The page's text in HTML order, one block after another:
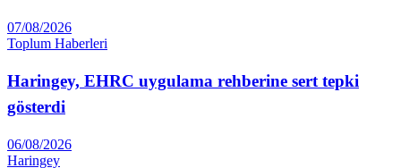
07/08/2026
Toplum Haberleri
Haringey, EHRC uygulama rehberine sert tepki
gösterdi
06/08/2026
Haringey